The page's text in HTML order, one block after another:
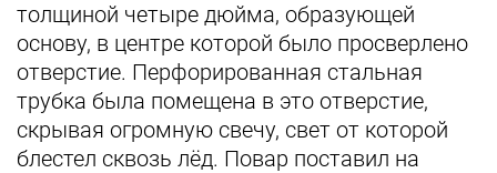
толщиной четыре дюйма, образующей
основу, в центре которой было просверлено
отверстие. Перфорированная стальная
трубка была помещена в это отверстие,
скрывая огромную свечу, свет от которой
блестел сквозь лёд. Повар поставил на